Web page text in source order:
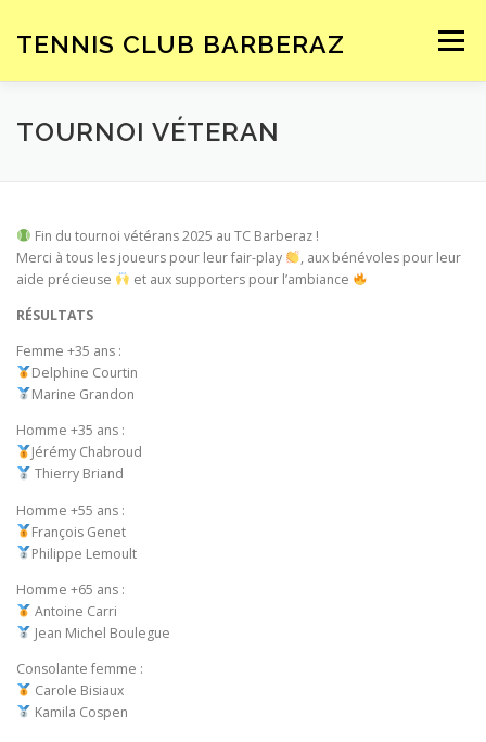
contenu
TENNIS CLUB BARBERAZ Menu
ACCUEIL LE CLUB ENSEIGNEMENT
SPONSORS
TOURNOI VÉTERAN
Fin du tournoi vétérans 2025 au TC Barberaz !
Merci à tous les joueurs pour leur fair-play
, aux bénévoles pour leur
aide précieuse
et aux supporters pour l’ambiance
RÉSULTATS
Femme +35 ans :
Delphine Courtin
Marine Grandon
Homme +35 ans :
Jérémy Chabroud
Thierry Briand
Homme +55 ans :
François Genet
Philippe Lemoult
Homme +65 ans :
Antoine Carri
Jean Michel Boulegue
Consolante femme :
Carole Bisiaux
Kamila Cospen